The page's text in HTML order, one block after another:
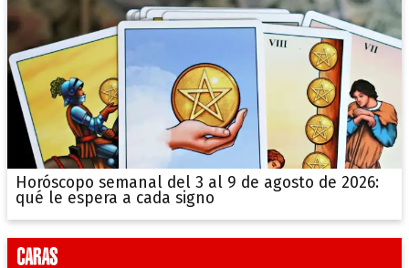
Horóscopo semanal del 3 al 9 de agosto de 2026:
qué le espera a cada signo